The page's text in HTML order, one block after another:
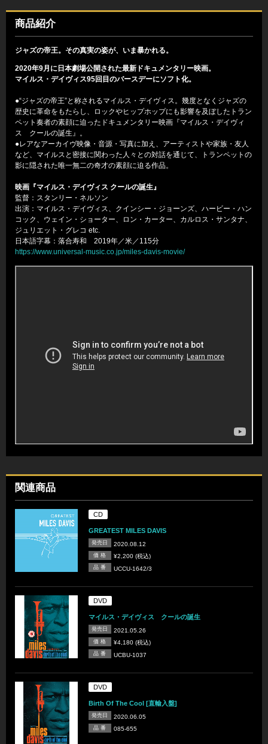
商品紹介
ジャズの帝王。その真実の姿が、いま暴かれる。
2020年9月に日本劇場公開された最新ドキュメンタリー映画。
マイルス・デイヴィス95回目のバースデーにソフト化。
●“ジャズの帝王”と称されるマイルス・デイヴィス。幾度となくジャズの
歴史に革命をもたらし、ロックやヒップホップにも影響を及ぼしたトラン
ペット奏者の素顔に迫ったドキュメンタリー映画『マイルス・デイヴィ
ス クールの誕生』。
●レアなアーカイヴ映像・音源・写真に加え、アーティストや家族・友人
など、マイルスと密接に関わった人々との対話を通じて、トランペットの
影に隠された唯一無二の奇才の素顔に迫る作品。
映画『マイルス・デイヴィス クールの誕生』
監督：スタンリー・ネルソン
出演：マイルス・デイヴィス、クインシー・ジョーンズ、ハービー・ハン
コック、ウェイン・ショーター、ロン・カーター、カルロス・サンタナ、
ジュリエット・グレコ etc.
日本語字幕：落合寿和 2019年／米／115分
https://www.universal-music.co.jp/miles-davis-movie/
関連商品
CD
GREATEST MILES DAVIS
発売日 2020.08.12
価 格 ¥2,200 (税込)
品 番 UCCU-1642/3
DVD
マイルス・デイヴィス クールの誕生
発売日 2021.05.26
価 格 ¥4,180 (税込)
品 番 UCBU-1037
DVD
Birth Of The Cool [直輸入盤]
発売日 2020.06.05
品 番 085-655